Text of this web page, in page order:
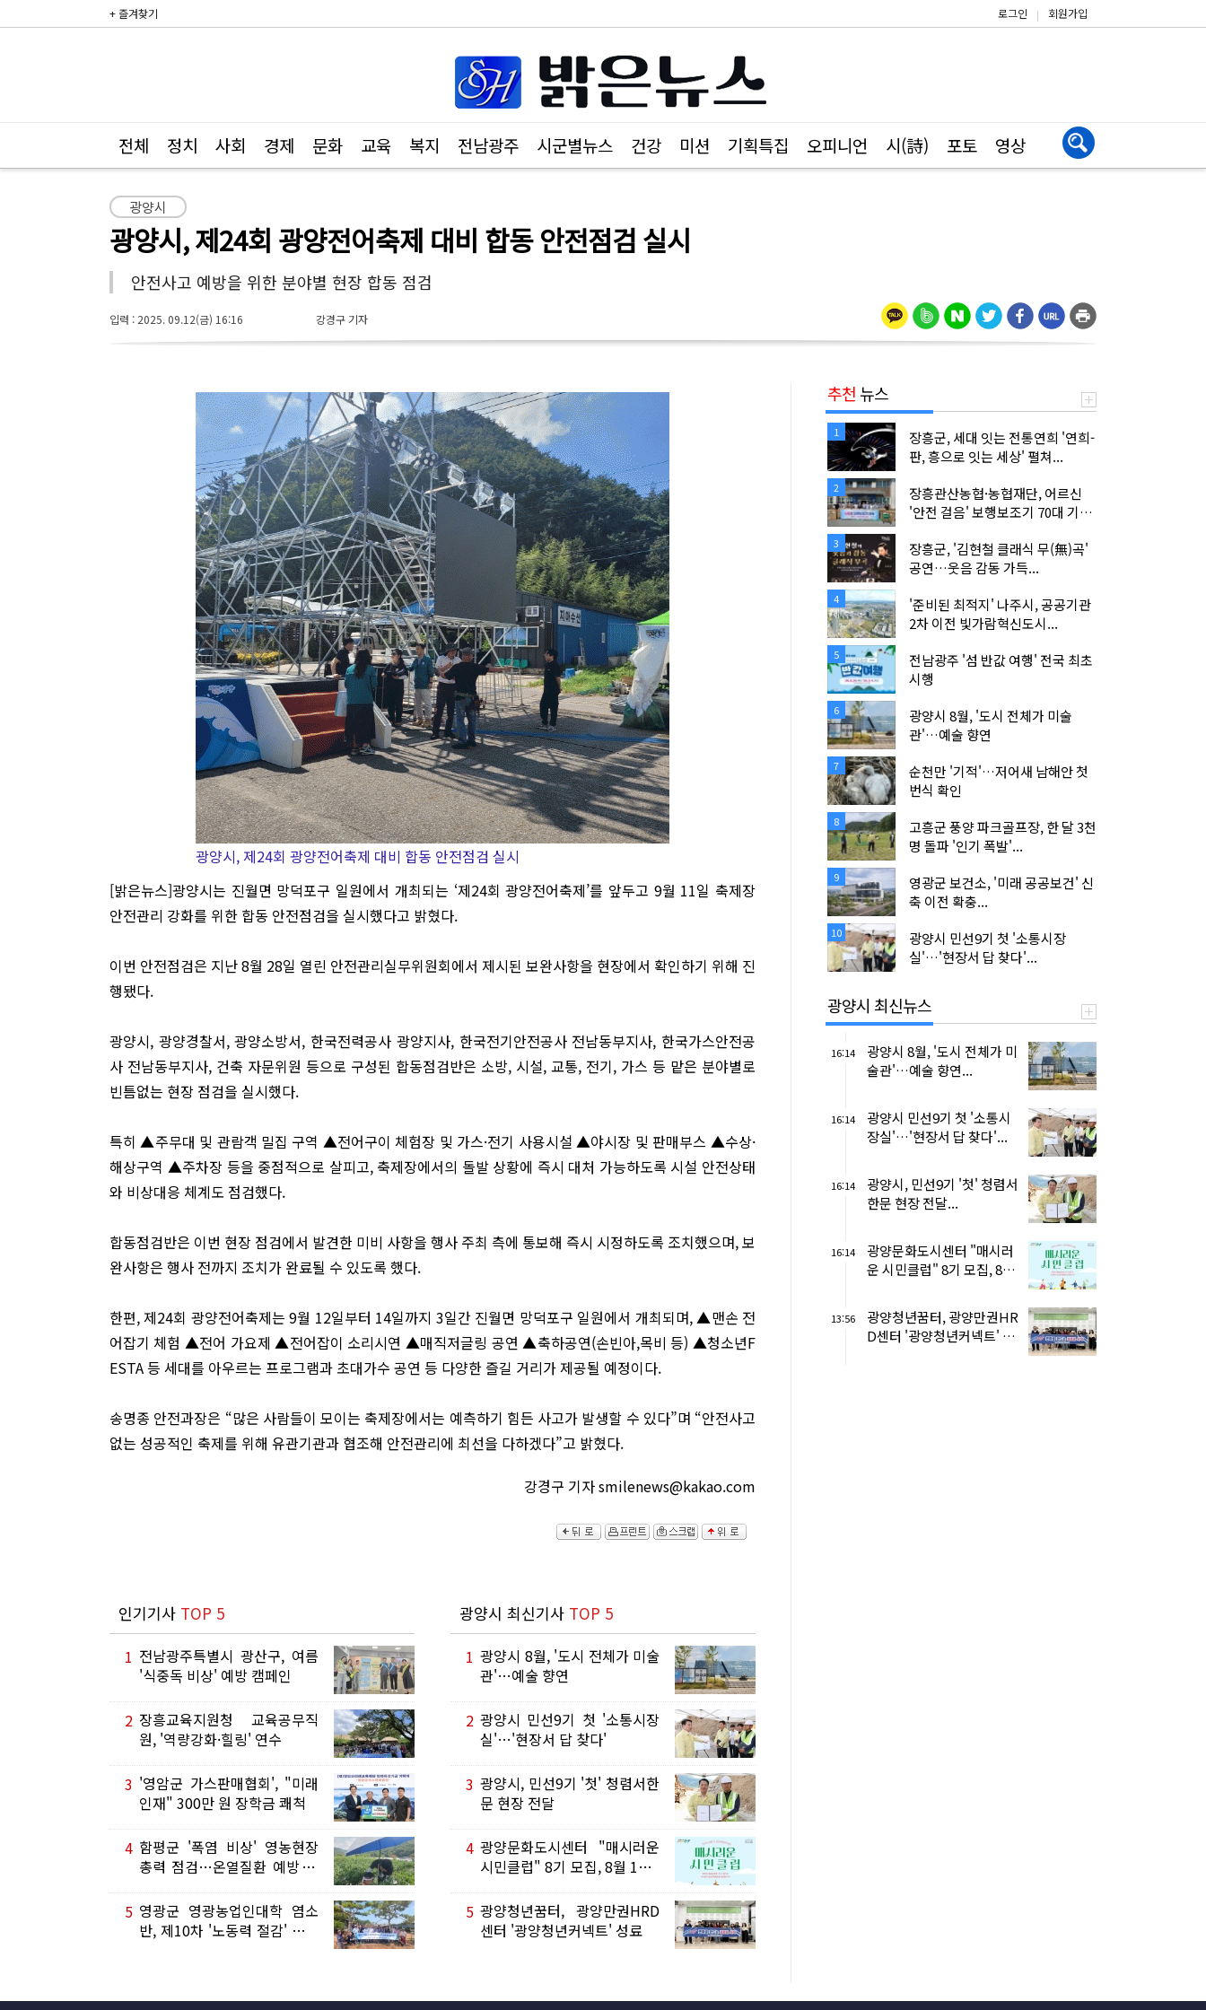
+ 즐겨찾기 로그인 | 회원가입
전체 정치 사회 경제 문화 교육 복지 전남광주 시군별뉴스 건강 미션 기획특집 오피니언 시(詩) 포토 영상
광양시
광양시, 제24회 광양전어축제 대비 합동 안전점검 실시
안전사고 예방을 위한 분야별 현장 합동 점검
입력 : 2025. 09.12(금) 16:16 강경구 기자
광양시, 제24회 광양전어축제 대비 합동 안전점검 실시
[밝은뉴스]광양시는 진월면 망덕포구 일원에서 개최되는 ‘제24회 광양전어축제’를 앞두고 9월 11일 축제장
안전관리 강화를 위한 합동 안전점검을 실시했다고 밝혔다.
이번 안전점검은 지난 8월 28일 열린 안전관리실무위원회에서 제시된 보완사항을 현장에서 확인하기 위해 진
행됐다.
광양시, 광양경찰서, 광양소방서, 한국전력공사 광양지사, 한국전기안전공사 전남동부지사, 한국가스안전공
사 전남동부지사, 건축 자문위원 등으로 구성된 합동점검반은 소방, 시설, 교통, 전기, 가스 등 맡은 분야별로
빈틈없는 현장 점검을 실시했다.
특히 ▲주무대 및 관람객 밀집 구역 ▲전어구이 체험장 및 가스·전기 사용시설 ▲야시장 및 판매부스 ▲수상·
해상구역 ▲주차장 등을 중점적으로 살피고, 축제장에서의 돌발 상황에 즉시 대처 가능하도록 시설 안전상태
와 비상대응 체계도 점검했다.
합동점검반은 이번 현장 점검에서 발견한 미비 사항을 행사 주최 측에 통보해 즉시 시정하도록 조치했으며, 보
완사항은 행사 전까지 조치가 완료될 수 있도록 했다.
한편, 제24회 광양전어축제는 9월 12일부터 14일까지 3일간 진월면 망덕포구 일원에서 개최되며, ▲맨손 전
어잡기 체험 ▲전어 가요제 ▲전어잡이 소리시연 ▲매직저글링 공연 ▲축하공연(손빈아,목비 등) ▲청소년F
ESTA 등 세대를 아우르는 프로그램과 초대가수 공연 등 다양한 즐길 거리가 제공될 예정이다.
송명종 안전과장은 “많은 사람들이 모이는 축제장에서는 예측하기 힘든 사고가 발생할 수 있다”며 “안전사고
없는 성공적인 축제를 위해 유관기관과 협조해 안전관리에 최선을 다하겠다”고 밝혔다.
강경구 기자 smilenews@kakao.com
인기기사 TOP 5
1 전남광주특별시 광산구, 여름
'식중독 비상' 예방 캠페인
2 장흥교육지원청 교육공무직
원, '역량강화·힐링' 연수
3 '영암군 가스판매협회', "미래
인재" 300만 원 장학금 쾌척
4 함평군 '폭염 비상' 영농현장
총력 점검…온열질환 예방 박
5 영광군 영광농업인대학 염소
반, 제10차 '노동력 절감' 현장
광양시 최신기사 TOP 5
1 광양시 8월, '도시 전체가 미술
관'…예술 향연
2 광양시 민선9기 첫 '소통시장
실'…'현장서 답 찾다'
3 광양시, 민선9기 '첫' 청렴서한
문 현장 전달
4 광양문화도시센터 "매시러운
시민클럽" 8기 모집, 8월 17일
5 광양청년꿈터, 광양만권HRD
센터 '광양청년커넥트' 성료
추천 뉴스
1
장흥군, 세대 잇는 전통연희 '연희-
판, 흥으로 잇는 세상' 펼쳐...
2
장흥관산농협·농협재단, 어르신
'안전 걸음' 보행보조기 70대 기
3
장흥군, '김현철 클래식 무(無)곡'
공연…웃음 감동 가득...
4
'준비된 최적지' 나주시, 공공기관
2차 이전 빛가람혁신도시...
5
전남광주 '섬 반값 여행' 전국 최초
시행
6
광양시 8월, '도시 전체가 미술
관'…예술 향연
7
순천만 '기적'…저어새 남해안 첫
번식 확인
8
고흥군 풍양 파크골프장, 한 달 3천
명 돌파 '인기 폭발'...
9
영광군 보건소, '미래 공공보건' 신
축 이전 확충...
10
광양시 민선9기 첫 '소통시장
실'…'현장서 답 찾다'...
광양시 최신뉴스
16:14
광양시 8월, '도시 전체가 미
술관'…예술 향연...
16:14
광양시 민선9기 첫 '소통시
장실'…'현장서 답 찾다'...
16:14
광양시, 민선9기 '첫' 청렴서
한문 현장 전달...
16:14
광양문화도시센터 "매시러
운 시민클럽" 8기 모집, 8월
13:56
광양청년꿈터, 광양만권HR
D센터 '광양청년커넥트' 성